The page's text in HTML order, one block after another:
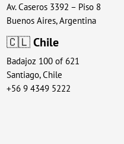
Av. Caseros 3392 – Piso 8
Buenos Aires, Argentina
🇨🇱 Chile
Badajoz 100 of 621
Santiago, Chile
+56 9 4349 5222